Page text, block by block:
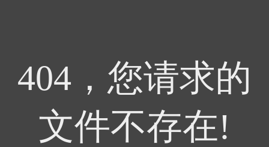
404，您请求的
文件不存在!